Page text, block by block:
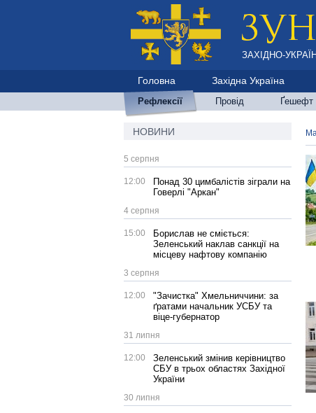
ЗАХІДНО-
Головна Західна Україна
Рефлексії Провід Ґешефт
НОВИНИ
5 серпня
12:00
Понад 30 цимбалістів зіграли на
Говерлі "Аркан"
4 серпня
15:00
Борислав не сміється:
Зеленський наклав санкції на
місцеву нафтову компанію
3 серпня
12:00
"Зачистка" Хмельниччини: за
ґратами начальник УСБУ та
віце-губернатор
31 липня
12:00
Зеленський змінив керівництво
СБУ в трьох областях Західної
України
30 липня